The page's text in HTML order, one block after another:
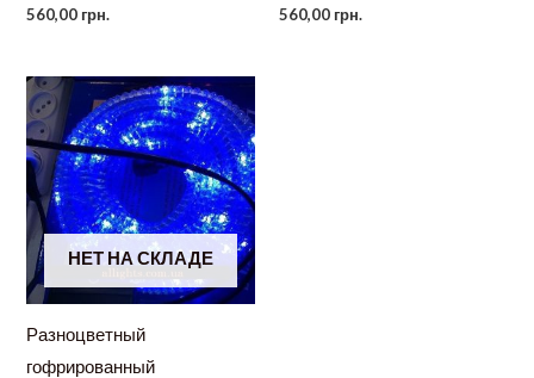
560,00 грн. 560,00 грн.
НЕТ НА СКЛАДЕ
Разноцветный
гофрированный